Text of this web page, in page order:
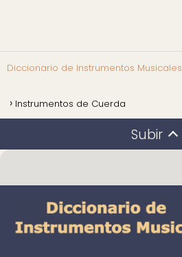
Diccionario de Instrumentos Musicales
Instrumentos de Cuerda
Subir